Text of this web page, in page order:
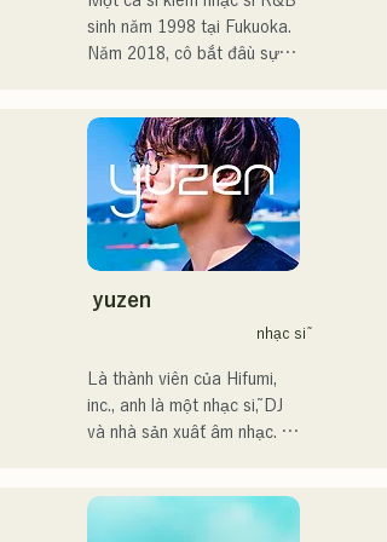
sĩ.
người.
・Giải thưởng lớn của
CampusCollection 2022
・Bài hát gốc "Pudding"
của tôi sẽ được sử dụng
Đài phát thanh KBC vào
2024.
sinh năm 1998 tại Fukuoka.
Năm 2018, cô bắt đầu sự
Tam là MAVRIQ (trước đây
là MELTY LOUNGE).
Năm 2022, cô bắt đầu hoạt
động solo với nghệ danh
Kønny.
Kết hợp âm nhạc R&B của
những năm 90 và 2000 đã
nhỏ, cô theo đuổi một âm
thanh mới mẻ. Giọng hát
ngọt ngào và đôi khi là
những đoạn điệp khúc R&B
chú ý đến phong cách tinh tế
yuzen
nhạc sĩ
Là thành viên của Hifumi,
inc., anh là một nhạc sĩ, DJ
và nhà sản xuất âm nhạc.
xuyên làm DJ tại các bữa